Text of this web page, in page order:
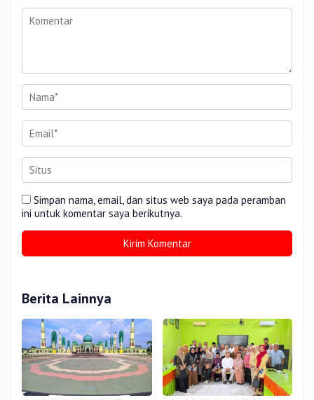
Simpan nama, email, dan situs web saya pada peramban
ini untuk komentar saya berikutnya.
Berita Lainnya